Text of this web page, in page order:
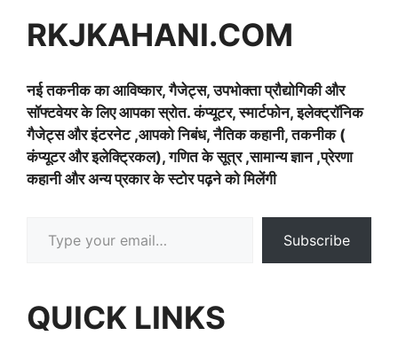
RKJKAHANI.COM
नई तकनीक का आविष्कार, गैजेट्स, उपभोक्ता प्रौद्योगिकी और
सॉफ्टवेयर के लिए आपका स्रोत. कंप्यूटर, स्मार्टफोन, इलेक्ट्रॉनिक
गैजेट्स और इंटरनेट ,आपको निबंध, नैतिक कहानी, तकनीक (
कंप्यूटर और इलेक्ट्रिकल), गणित के सूत्र ,सामान्य ज्ञान ,प्रेरणा
कहानी और अन्य प्रकार के स्टोर पढ़ने को मिलेंगी
Subscribe
QUICK LINKS